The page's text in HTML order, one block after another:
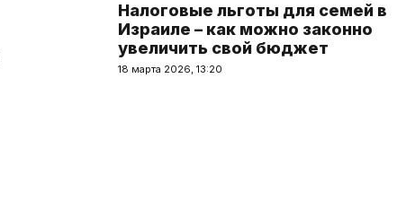
Налоговые льготы для семей в
Израиле – как можно законно
увеличить свой бюджет
18 марта 2026, 13:20